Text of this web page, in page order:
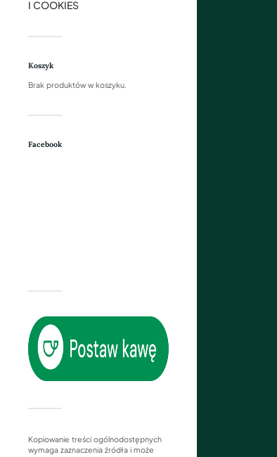
I COOKIES
Koszyk
Brak produktów w koszyku.
Facebook
Kopiowanie treści ogólnodostępnych
wymaga zaznaczenia źródła i może